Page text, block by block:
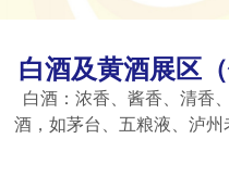
白酒及黄酒展区
类）
白酒：浓香、酱香、清香
酒，如茅台、五粮液、泸州